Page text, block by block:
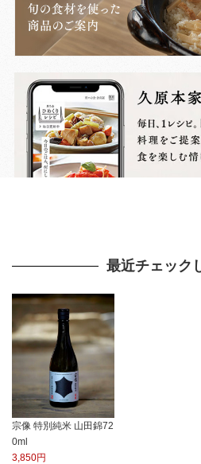
最近チェック
宗像 特別純米 山田錦72
0ml
3,850円